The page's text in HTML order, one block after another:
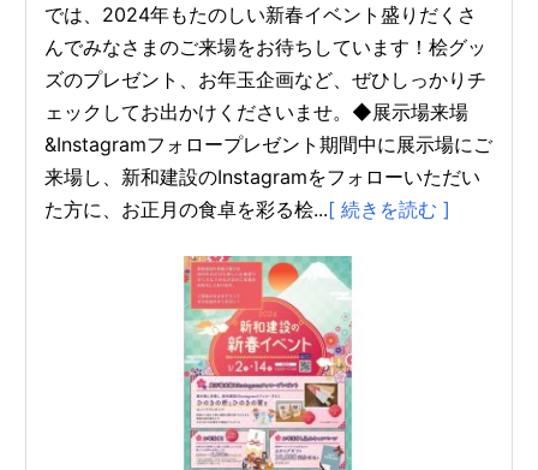
では、2024年もたのしい新春イベント盛りだくさ
んでみなさまのご来場をお待ちしています！桧グッ
ズのプレゼント、お年玉企画など、ぜひしっかりチ
ェックしてお出かけくださいませ。◆展示場来場
&Instagramフォロープレゼント期間中に展示場にご
来場し、新和建設のInstagramをフォローいただい
た方に、お正月の食卓を彩る桧...[ 続きを読む ]